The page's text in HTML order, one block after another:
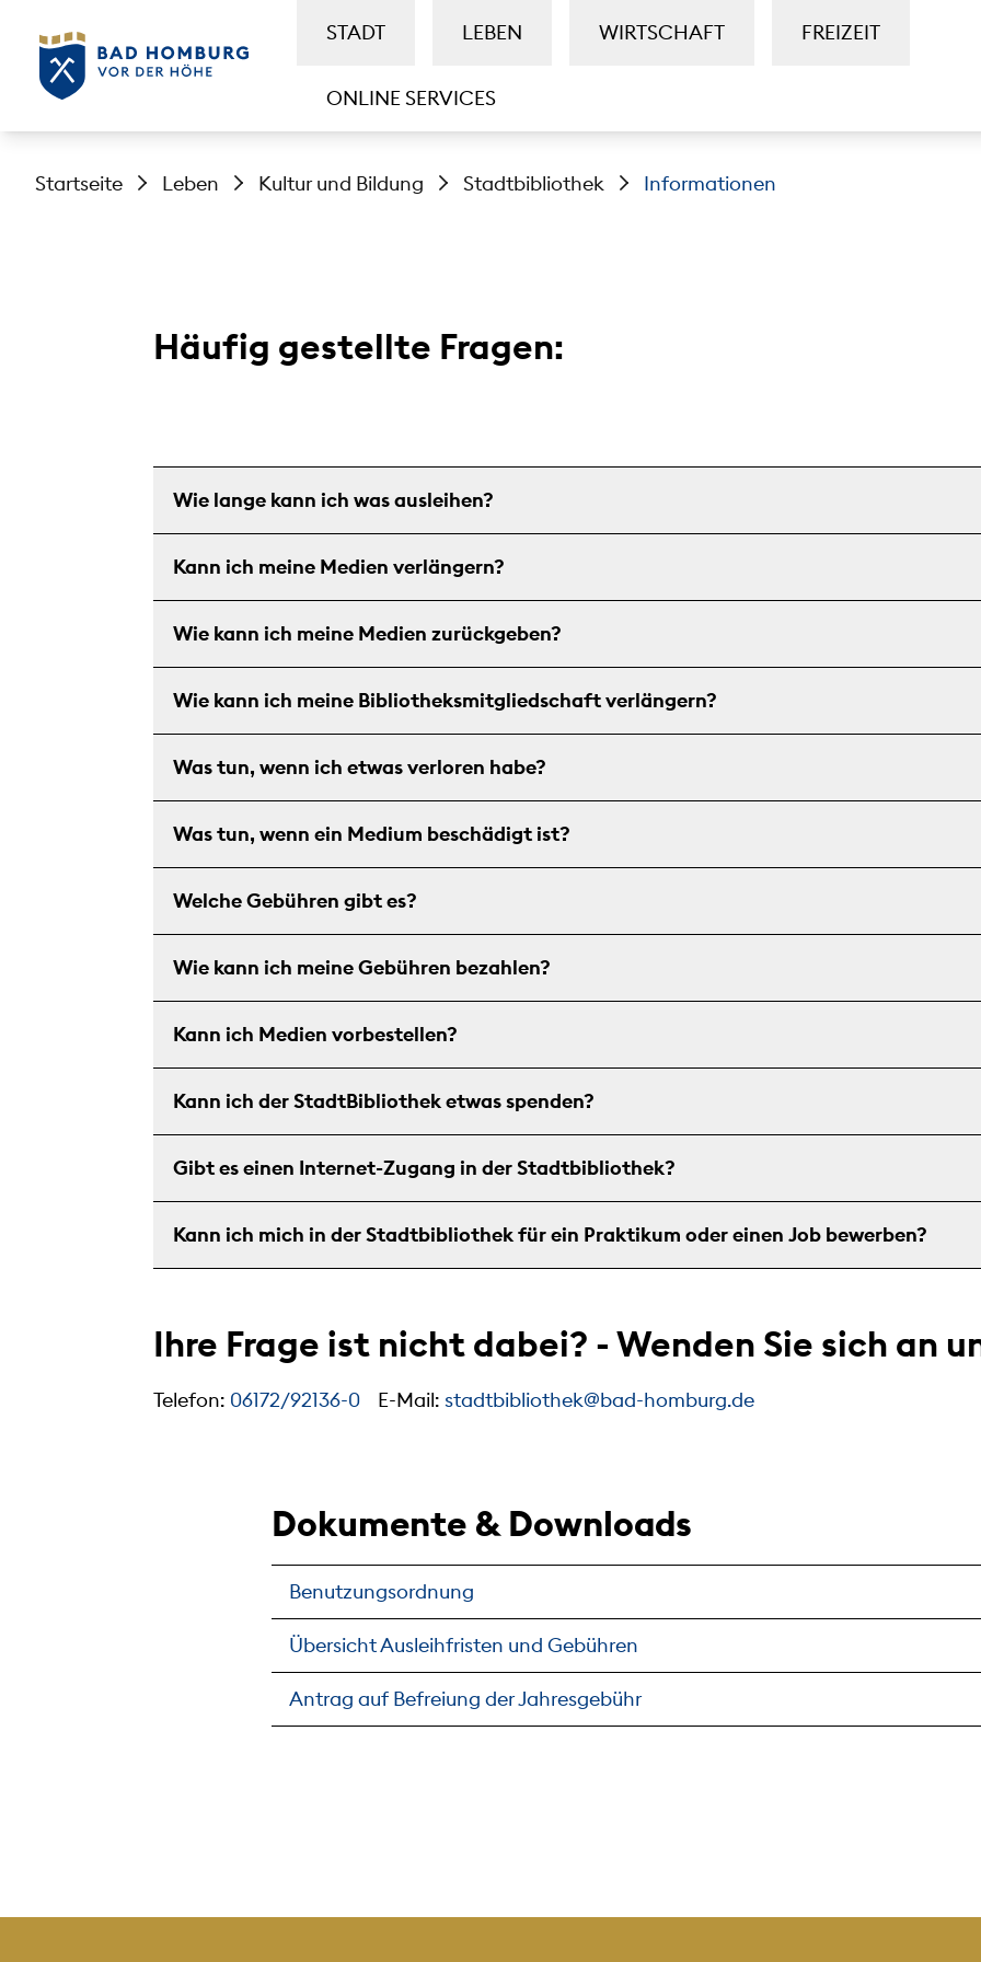
STADT LEBEN WIRTSCHAFT FREIZEIT
ONLINE SERVICES
Startseite Leben Kultur und Bildung Stadtbibliothek Informationen
Häufig gestellte Fragen:
Wie lange kann ich was ausleihen?
Kann ich meine Medien verlängern?
Wie kann ich meine Medien zurückgeben?
Wie kann ich meine Bibliotheksmitgliedschaft verlängern?
Was tun, wenn ich etwas verloren habe?
Was tun, wenn ein Medium beschädigt ist?
Welche Gebühren gibt es?
Wie kann ich meine Gebühren bezahlen?
Kann ich Medien vorbestellen?
Kann ich der StadtBibliothek etwas spenden?
Gibt es einen Internet-Zugang in der Stadtbibliothek?
Kann ich mich in der Stadtbibliothek für ein Praktikum oder einen Job bewerben?
Ihre Frage ist nicht dabei? - Wenden Sie sich an
Telefon: 06172/92136-0 E-Mail: stadtbibliothek@bad-homburg.de
Dokumente & Downloads
Benutzungsordnung
Übersicht Ausleihfristen und Gebühren
Antrag auf Befreiung der Jahresgebühr